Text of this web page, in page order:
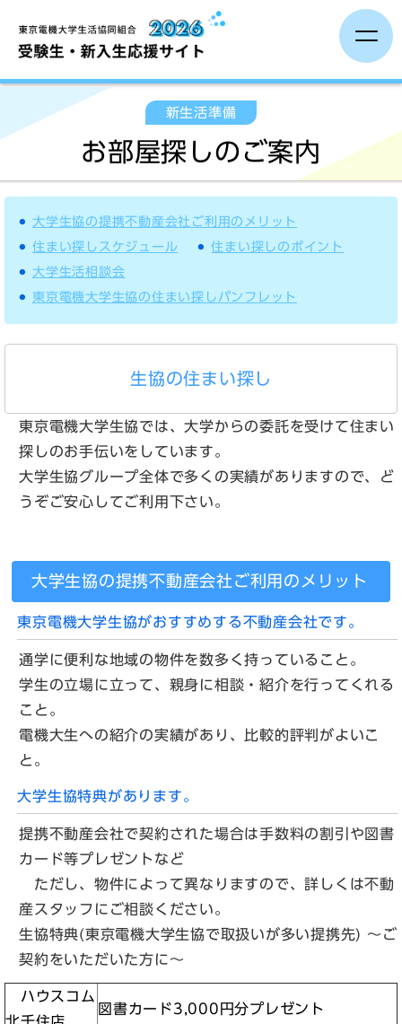
受験生の方へ
保護者の方へ
新入生イベント
新生活準備
新生活準備
お部屋探しのご案内
大学生協の提携不動産会社ご利用のメリット
住まい探しスケジュール
住まい探しのポイント
大学生活相談会
東京電機大学生協の住まい探しパンフレット
生協の住まい探し
東京電機大学生協では、大学からの委託を受けて住まい
探しのお手伝いをしています。
大学生協グループ全体で多くの実績がありますので、ど
うぞご安心してご利用下さい。
大学生協の提携不動産会社ご利用のメリット
東京電機大学生協がおすすめする不動産会社です。
通学に便利な地域の物件を数多く持っていること。
学生の立場に立って、親身に相談・紹介を行ってくれる
こと。
電機大生への紹介の実績があり、比較的評判がよいこ
と。
大学生協特典があります。
提携不動産会社で契約された場合は手数料の割引や図書
カード等プレゼントなど
ただし、物件によって異なりますので、詳しくは不動
産スタッフにご相談ください。
生協特典(東京電機大学生協で取扱いが多い提携先) ～ご
契約をいただいた方に～
ハウスコム
北千住店
図書カード3,000円分プレゼント